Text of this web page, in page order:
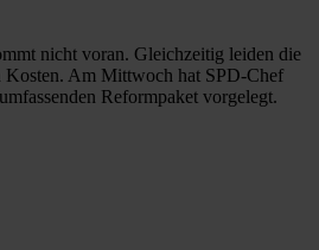
nicht voran. Gleichzeitig leiden die
Kosten. Am Mittwoch hat SPD-Chef
Reformpaket vorgelegt.